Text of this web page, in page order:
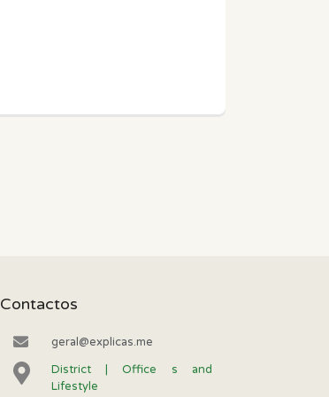
Contactos
geral@explicas.me
District | Office s and
Lifestyle